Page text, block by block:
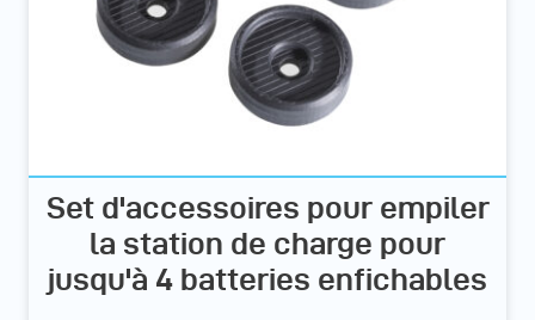
Set d'accessoires pour empiler
la station de charge pour
jusqu'à 4 batteries enfichables